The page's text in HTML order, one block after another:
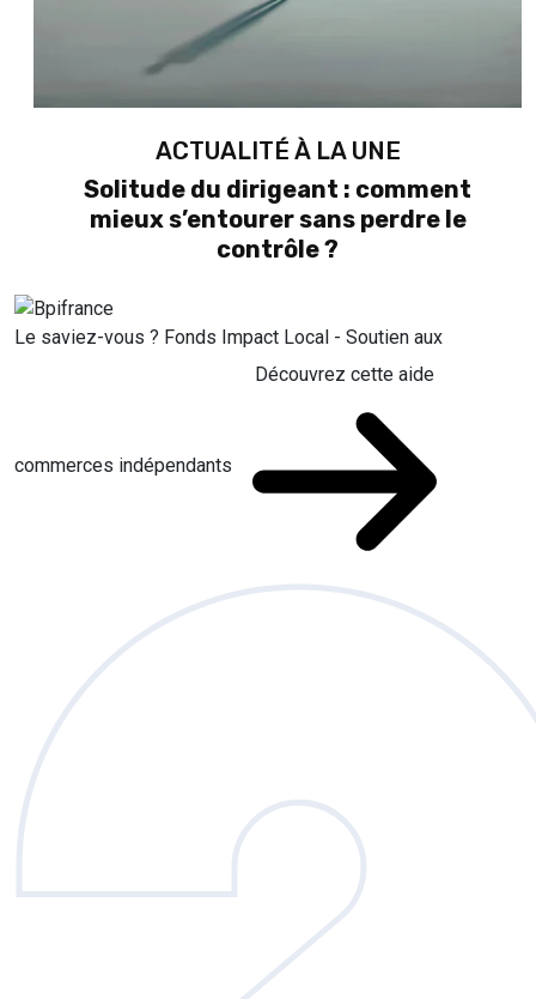
ACTUALITÉ À LA UNE
Solitude du dirigeant : comment
mieux s’entourer sans perdre le
contrôle ?
Le saviez-vous ? Fonds Impact Local - Soutien aux
commerces indépendants
Découvrez cette aide